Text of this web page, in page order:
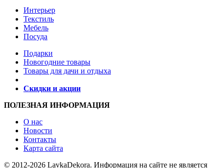
Интерьер
Текстиль
Мебель
Посуда
Подарки
Новогодние товары
Товары для дачи и отдыха
Скидки и акции
ПОЛЕЗНАЯ ИНФОРМАЦИЯ
О нас
Новости
Контакты
Карта сайта
© 2012-2026 LavkaDekora. Информация на сайте не является